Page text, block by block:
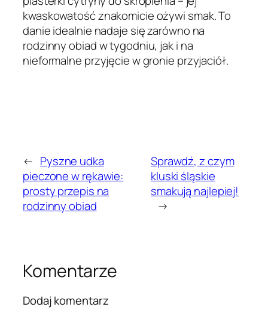
kwaskowatość znakomicie ożywi smak. To
danie idealnie nadaje się zarówno na
rodzinny obiad w tygodniu, jak i na
nieformalne przyjęcie w gronie przyjaciół.
← Pyszne udka
pieczone w rękawie:
prosty przepis na
rodzinny obiad
Sprawdź, z czym
kluski śląskie
smakują najlepiej!
→
Komentarze
Dodaj komentarz